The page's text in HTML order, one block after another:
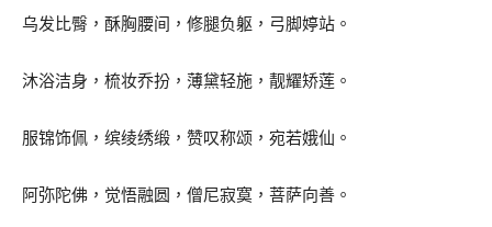
乌发比臀，酥胸腰间，修腿负躯，弓脚婷站。
沐浴洁身，梳妆乔扮，薄黛轻施，靓耀矫莲。
服锦饰佩，缤绫绣缎，赞叹称颂，宛若娥仙。
阿弥陀佛，觉悟融圆，僧尼寂寞，菩萨向善。